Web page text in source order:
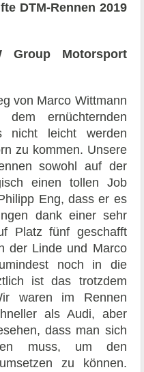
DTM-Rennen 2019
Group Motorsport
von Marco Wittmann
ernüchternden
nicht leicht werden
zu kommen. Unsere
sowohl auf der
einen tollen Job
Eng, dass er es
dank einer sehr
Platz fünf geschafft
der Linde und Marco
noch in die
ist das trotzdem
waren im Rennen
als Audi, aber
dass man sich
muss, um den
zu können.